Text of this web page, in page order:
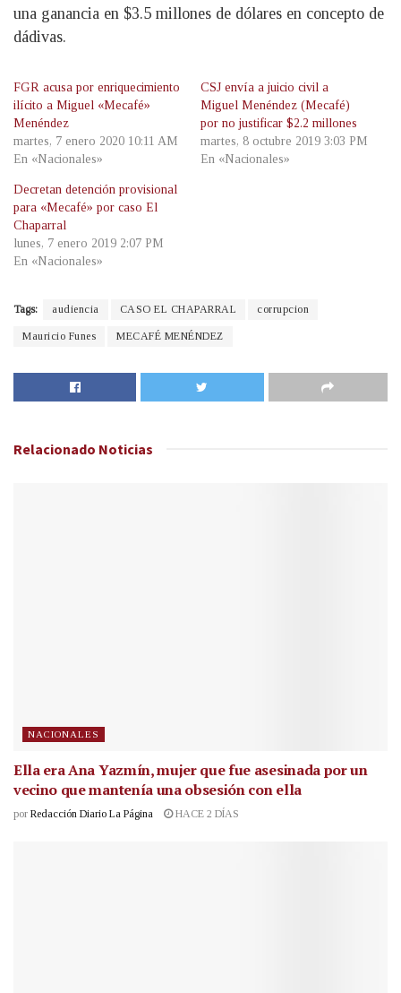
una ganancia en $3.5 millones de dólares en concepto de
dádivas.
FGR acusa por enriquecimiento
ilícito a Miguel «Mecafé»
Menéndez
martes, 7 enero 2020 10:11 AM
En «Nacionales»
CSJ envía a juicio civil a
Miguel Menéndez (Mecafé)
por no justificar $2.2 millones
martes, 8 octubre 2019 3:03 PM
En «Nacionales»
Decretan detención provisional
para «Mecafé» por caso El
Chaparral
lunes, 7 enero 2019 2:07 PM
En «Nacionales»
Tags: audiencia CASO EL CHAPARRAL corrupcion
Mauricio Funes MECAFÉ MENÉNDEZ
Relacionado Noticias
NACIONALES
Ella era Ana Yazmín, mujer que fue asesinada por un
vecino que mantenía una obsesión con ella
por Redacción Diario La Página HACE 2 DÍAS